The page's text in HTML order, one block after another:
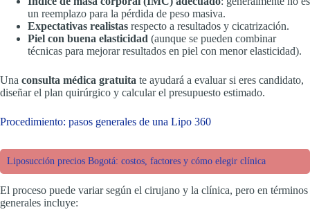
un reemplazo para la pérdida de peso masiva.
Expectativas realistas respecto a resultados y cicatrización.
Piel con buena elasticidad (aunque se pueden combinar
técnicas para mejorar resultados en piel con menor elasticidad).
Una consulta médica gratuita te ayudará a evaluar si eres candidato,
diseñar el plan quirúrgico y calcular el presupuesto estimado.
Procedimiento: pasos generales de una Lipo 360
Liposucción precios Bogotá: costos, factores y cómo elegir clínica
El proceso puede variar según el cirujano y la clínica, pero en términos
generales incluye: